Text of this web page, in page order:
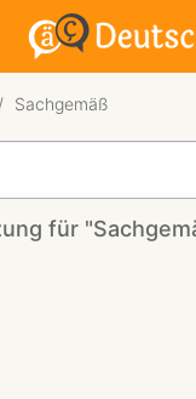
Sachgemäß
für